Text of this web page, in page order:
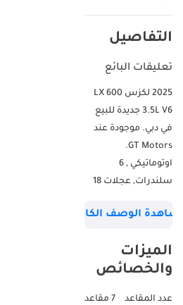
التفاصيل
تعليقات البائع
2025 لكزس LX 600
3.5L V6 جديدة للبيع
في دبي. موجودة عند
GT Motors.
اوتوماتيكي , 6
سلندرات, عجلات 18
بالداخل. لم تستعمل
الوصف الكامل
الميزات
والخصائص
عدد المقاعد
7 مقاعد